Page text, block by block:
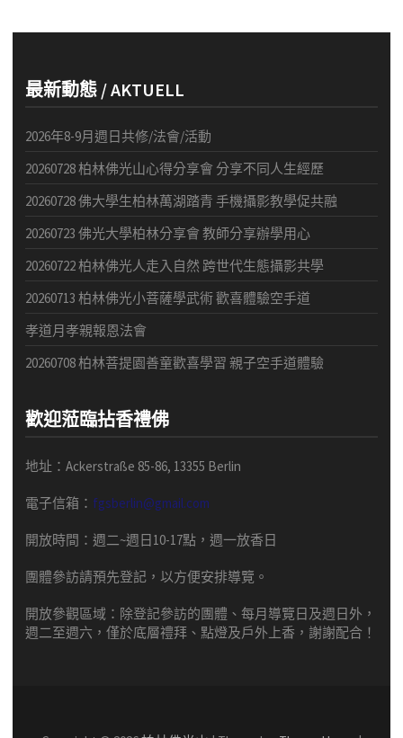
最新動態 / AKTUELL
2026年8-9月週日共修/法會/活動
20260728 柏林佛光山心得分享會 分享不同人生經歷
20260728 佛大學生柏林萬湖踏青 手機攝影教學促共融
20260723 佛光大學柏林分享會 教師分享辦學用心
20260722 柏林佛光人走入自然 跨世代生態攝影共學
20260713 柏林佛光小菩薩學武術 歡喜體驗空手道
孝道月孝親報恩法會
20260708 柏林菩提園善童歡喜學習 親子空手道體驗
歡迎蒞臨拈香禮佛
地址：Ackerstraße 85-86, 13355 Berlin
電子信箱： fgsberlin@gmail.com
開放時間 ： 週二~週日10-17點， 週一放香日
團體參訪請預先登記，以方便安排導覽 。
開放參觀區域： 除登記參訪的團體、每月導覽日及週日外，
週二至週六，僅於底層禮拜、點燈及戶外上香，謝謝配合！